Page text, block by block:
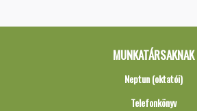
MUNKATÁRSAKNAK
Neptun (oktatói)
Telefonkönyv